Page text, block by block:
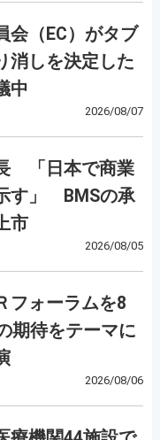
（EC）がタブ
消しを決定した
中
2026/08/07
「日本で商業
す」 BMSの承
市
2026/08/05
ォーラムを8
期待をテーマに
2026/08/06